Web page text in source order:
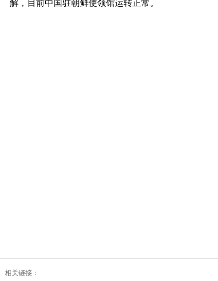
解，目前中国驻朝鲜使领馆运转正常。
相关链接：